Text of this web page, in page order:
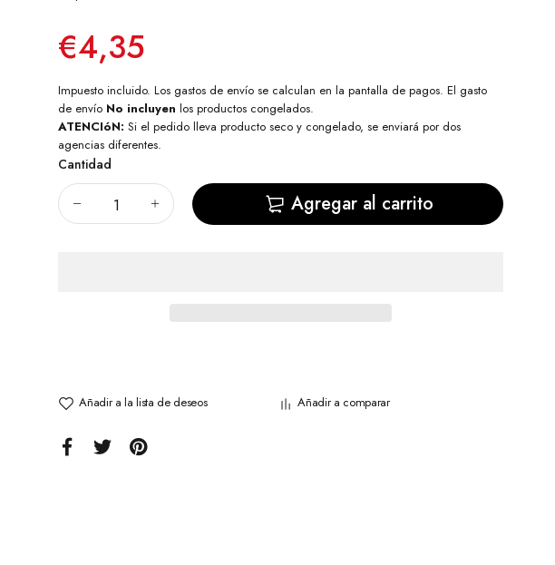
€4,35
Impuesto incluido. Los gastos de envío se calculan en la pantalla de pagos. El gasto
de envío No incluyen los productos congelados.
ATENCIóN: Si el pedido lleva producto seco y congelado, se enviará por dos
agencias diferentes.
Cantidad
Agregar al carrito
Añadir a la lista de deseos Añadir a comparar